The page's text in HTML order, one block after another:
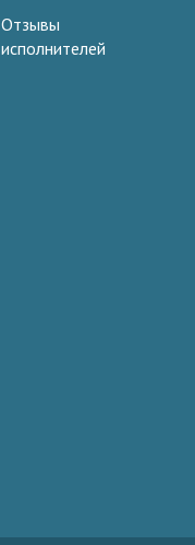
Отзывы
исполнителей